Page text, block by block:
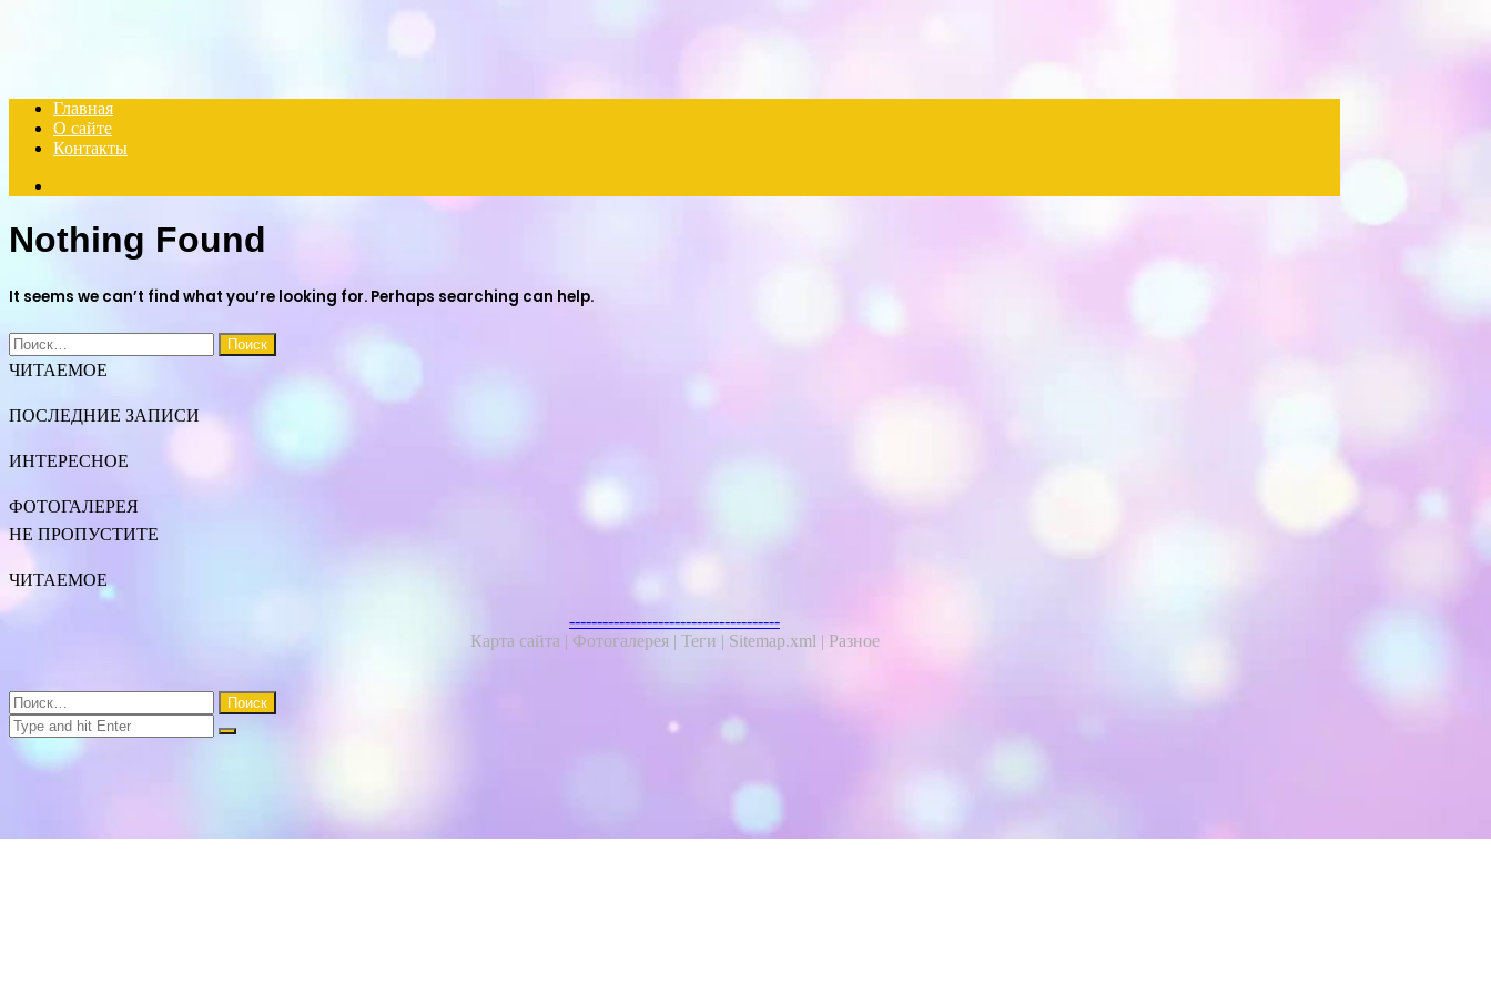
Главная
О сайте
Контакты
Nothing Found
It seems we can’t find what you’re looking for. Perhaps searching can help.
Найти:
ЧИТАЕМОЕ
ПОСЛЕДНИЕ ЗАПИСИ
ИНТЕРЕСНОЕ
ФОТОГАЛЕРЕЯ
НЕ ПРОПУСТИТЕ
ЧИТАЕМОЕ
--------------------------------------
Карта сайта | Фотогалерея | Теги | Sitemap.xml | Разное
Close
Найти:
Close
Search